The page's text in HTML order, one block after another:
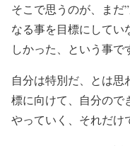
そこで思うのが、まだ
なる事を目標にしてい
しかった、という事で
自分は特別だ、とは思
標に向けて、自分ので
やっていく、それだけ